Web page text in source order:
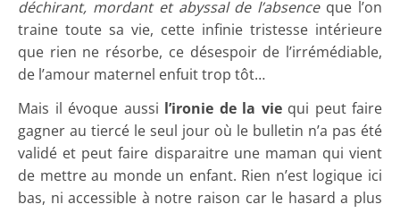
déchirant, mordant et abyssal de l’absenceque l’on
traine toute sa vie, cette infinie tristesse intérieure
que rien ne résorbe, ce désespoir de l’irrémédiable,
de l’amour maternel enfuit trop tôt…
Mais il évoque aussi l’ironie de la viequi peut faire
gagner au tiercé le seul jour où le bulletin n’a pas été
validé et peut faire disparaitre une maman qui vient
de mettre au monde un enfant. Rien n’est logique ici
bas, ni accessible à notre raison car le hasard a plus